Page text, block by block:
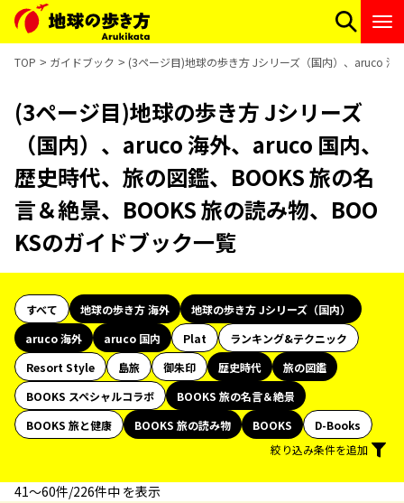
TOP ガイドブック (3ページ目)地球の歩き方 Jシリーズ（国内）、aruco 海
(3ページ目)地球の歩き方 Jシリーズ
（国内）、aruco 海外、aruco 国内、
歴史時代、旅の図鑑、BOOKS 旅の名
言＆絶景、BOOKS 旅の読み物、BOO
KSのガイドブック一覧
すべて 地球の歩き方 海外
地球の歩き方 Jシリーズ（国内）
aruco 海外
aruco 国内 Plat
ランキング&テクニック
Resort Style
島旅 御朱印 歴史時代
旅の図鑑
BOOKS スペシャルコラボ
BOOKS 旅の名言＆絶景
BOOKS 旅と健康
BOOKS 旅の読み物 BOOKS
D-Books
絞り込み条件を追加
41〜60件/226件中 を表示